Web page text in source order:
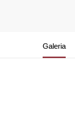
Galeria